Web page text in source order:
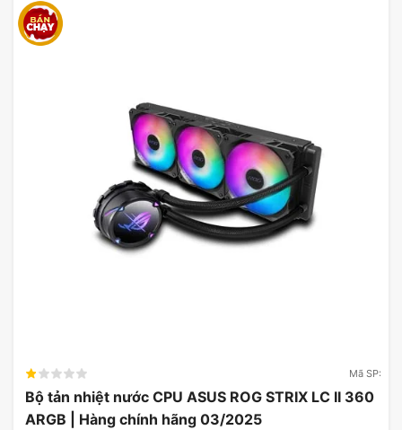
Mã SP:
Bộ tản nhiệt nước CPU ASUS ROG STRIX LC II 360
ARGB | Hàng chính hãng 03/2025